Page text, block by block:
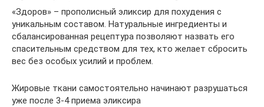
«Здоров» – прополисный эликсир для похудения с
уникальным составом. Натуральные ингредиенты и
сбалансированная рецептура позволяют назвать его
спасительным средством для тех, кто желает сбросить
вес без особых усилий и проблем.
Жировые ткани самостоятельно начинают разрушаться
уже после 3-4 приема эликсира